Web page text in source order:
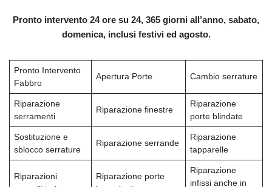
Pronto intervento 24 ore su 24, 365 giorni all’anno, sabato,
domenica, inclusi festivi ed agosto.
Pronto Intervento
Fabbro
Apertura Porte Cambio serrature
Riparazione
serramenti
Riparazione finestre
Riparazione
porte blindate
Sostituzione e
sblocco serrature
Riparazione serrande
Riparazione
tapparelle
Riparazioni
Riparazione porte
Riparazione
infissi anche in